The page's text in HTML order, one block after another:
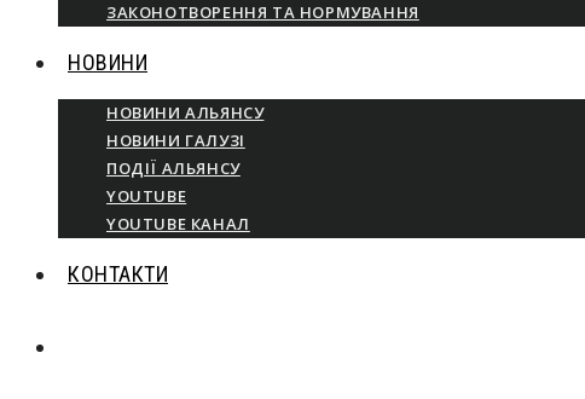
ЗАКОНОТВОРЕННЯ ТА НОРМУВАННЯ
НОВИНИ
НОВИНИ АЛЬЯНСУ
НОВИНИ ГАЛУЗІ
ПОДІЇ АЛЬЯНСУ
YOUTUBE
YOUTUBE КАНАЛ
КОНТАКТИ